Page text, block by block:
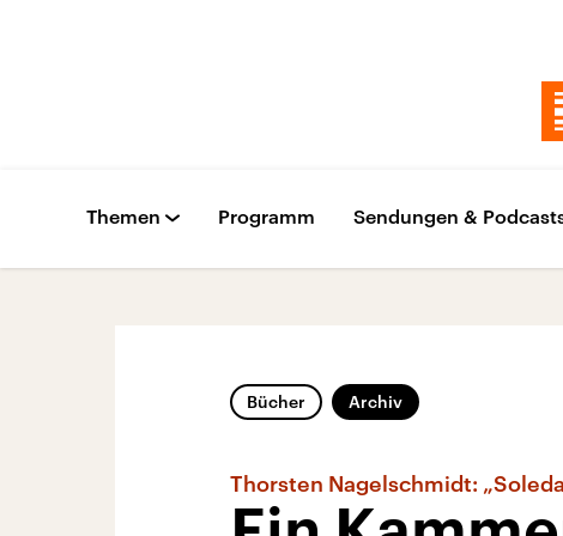
Themen Programm Sendungen &
Bücher Archiv
Thorsten Nagelschmidt: